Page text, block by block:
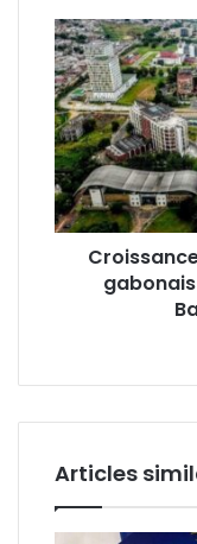
Croissance
à
deux
chiffres
:
le
rêve
gabonais
face
réalisme
Articles